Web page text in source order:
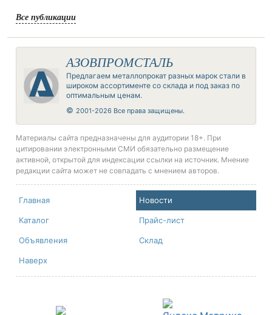
Все публикации
АЗОВПРОМСТАЛЬ
Предлагаем металлопрокат разных марок стали в
широком ассортименте со склада и под заказ по
оптимальным ценам.
© 2001-2026 Все права защищены.
Материалы сайта предназначены для аудитории 18+. При
цитировании электронными СМИ обязательно размещение
активной, открытой для индексации ссылки на источник. Мнение
редакции сайта может не совпадать с мнением авторов.
Главная Новости
Каталог Прайс-лист
Объявления Склад
Наверх